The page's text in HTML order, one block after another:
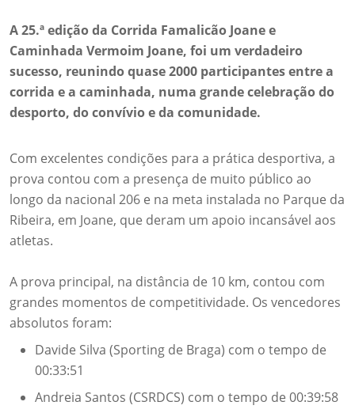
A 25.ª edição da Corrida Famalicão Joane e
Caminhada Vermoim Joane, foi um verdadeiro
sucesso, reunindo quase 2000 participantes entre a
corrida e a caminhada, numa grande celebração do
desporto, do convívio e da comunidade.
Com excelentes condições para a prática desportiva, a
prova contou com a presença de muito público ao
longo da nacional 206 e na meta instalada no Parque da
Ribeira, em Joane, que deram um apoio incansável aos
atletas.
A prova principal, na distância de 10 km, contou com
grandes momentos de competitividade. Os vencedores
absolutos foram:
Davide Silva (Sporting de Braga) com o tempo de
00:33:51
Andreia Santos (CSRDCS) com o tempo de 00:39:58